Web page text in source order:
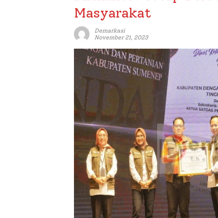
Masyarakat
Demarkasi
November 21, 2023